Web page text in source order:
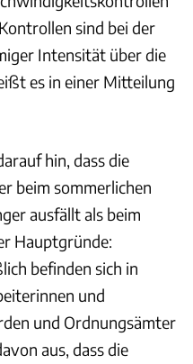
sind bei der
Intensität über die
es in einer Mitteilung
hin, dass die
beim sommerlichen
ausfällt als beim
Hauptgründe:
befinden sich in
und
und Ordnungsämter
aus, dass die